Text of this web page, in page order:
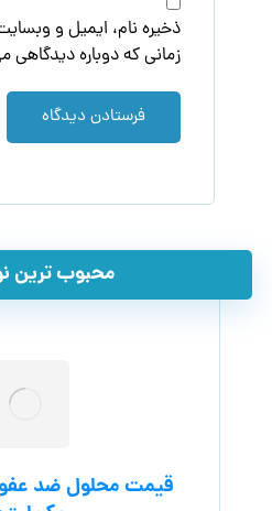
ذخیره نام، ایمیل و
زمانی که دوباره
فرستادن دیدگاه
محبوب ترین
قیمت محلول ضد